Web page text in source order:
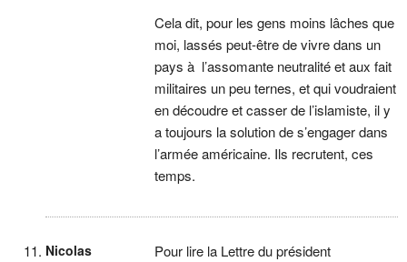
Cela dit, pour les gens moins lâches que
moi, lassés peut-être de vivre dans un
pays à l’assomante neutralité et aux fait
militaires un peu ternes, et qui voudraient
en découdre et casser de l’islamiste, il y
a toujours la solution de s’engager dans
l’armée américaine. Ils recrutent, ces
temps.
Nicolas
Pour lire la Lettre du président